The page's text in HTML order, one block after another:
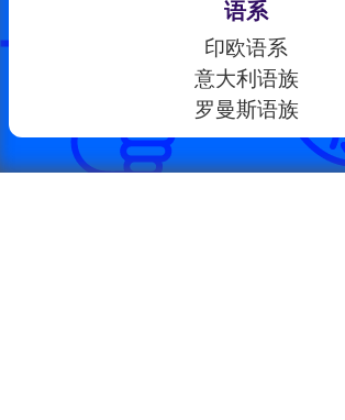
语系
印欧语系
意大利语族
罗曼斯语族